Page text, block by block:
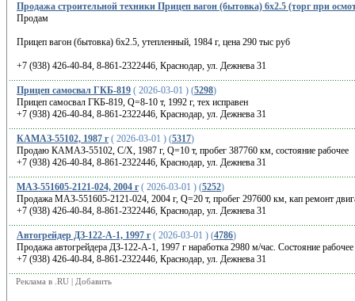
Продажа строительной техники Прицеп вагон (бытовка) 6х2.5 (торг при
Продам
Прицеп вагон (бытовка) 6х2.5, утепленный, 1984 г, цена 290 тыс руб
+7 (938) 426-40-84, 8-861-2322446, Краснодар, ул. Дежнева 31
Прицеп самосвал ГКБ-819 ( 2026-03-01 ) (5298)
Прицеп самосвал ГКБ-819, Q=8-10 т, 1992 г, тех исправен
+7 (938) 426-40-84, 8-861-2322446, Краснодар, ул. Дежнева 31
КАМАЗ-55102, 1987 г( 2026-03-01 ) (5317)
Продаю КАМАЗ-55102, С/Х, 1987 г, Q=10 т, пробег 387760 км, состояние рабочее
+7 (938) 426-40-84, 8-861-2322446, Краснодар, ул. Дежнева 31
МАЗ-551605-2121-024, 2004 г( 2026-03-01 ) (5252)
Продажа МАЗ-551605-2121-024, 2004 г, Q=20 т, пробег 297600 км, кап ремонт
+7 (938) 426-40-84, 8-861-2322446, Краснодар, ул. Дежнева 31
Автогрейдер ДЗ-122-А-1, 1997 г( 2026-03-01 ) (4786)
Продажа автогрейдера ДЗ-122-А-1, 1997 г наработка 2980 м/час. Состояние рабочее
+7 (938) 426-40-84, 8-861-2322446, Краснодар, ул. Дежнева 31
Реклама в .RU | Добавить